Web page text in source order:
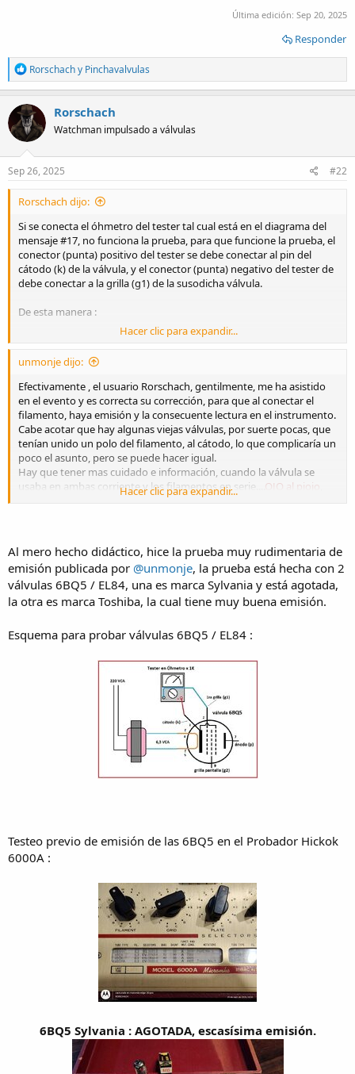
Última edición: Sep 20, 2025
Responder
R
e
a
c
t
i
o
n
s
Rorschachy Pinchavalvulas
Rorschach
Watchman impulsado a válvulas
Sep 26, 2025 #22
Rorschach dijo:
Si se conecta el óhmetro del tester tal cual está en el diagrama del
mensaje #17, no funciona la prueba, para que funcione la prueba, el
conector (punta) positivo del tester se debe conectar al pin del
cátodo (k) de la válvula, y el conector (punta) negativo del tester de
debe conectar a la grilla (g1) de la susodicha válvula.
De esta manera :
Hacer clic para expandir...
unmonje dijo:
Efectivamente , el usuario Rorschach, gentilmente, me ha asistido
en el evento y es correcta su corrección, para que al conectar el
filamento, haya emisión y la consecuente lectura en el instrumento.
Cabe acotar que hay algunas viejas válvulas, por suerte pocas, que
tenían unido un polo del filamento, al cátodo, lo que complicaría un
poco el asunto, pero se puede hacer igual.
Hay que tener mas cuidado e información, cuando la válvula se
usaba en ambas corriente y los filamentos en serie....
OJO al piojo
pero las comunes y mas contemporáneas de 6 o 12 voltios, se
Hacer clic para expandir...
Al mero hecho didáctico, hice la prueba muy rudimentaria de
emisión publicada por @unmonje, la prueba está hecha con 2
válvulas 6BQ5 / EL84, una es marca Sylvania y está agotada,
la otra es marca Toshiba, la cual tiene muy buena emisión.
Esquema para probar válvulas 6BQ5 / EL84 :
Testeo previo de emisión de las 6BQ5 en el Probador Hickok
6000A :
6BQ5 Sylvania : AGOTADA, escasísima emisión.